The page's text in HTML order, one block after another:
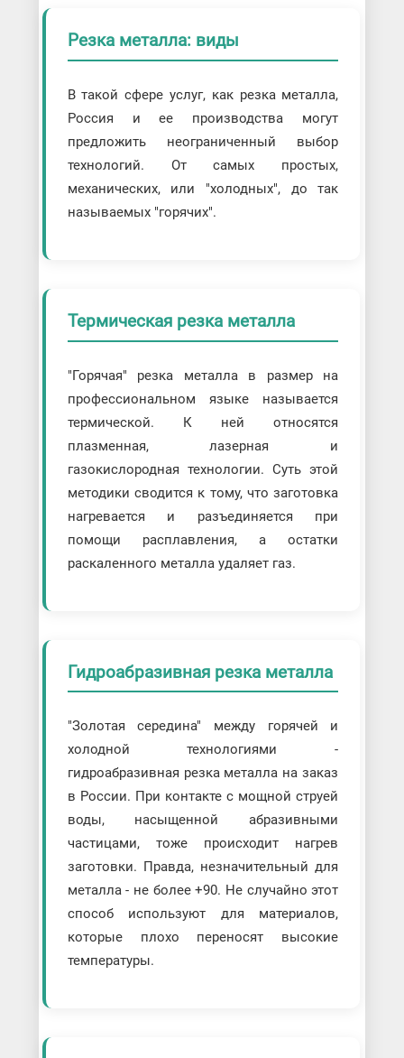
Резка металла: виды
В такой сфере услуг, как резка металла,
Россия и ее производства могут
предложить неограниченный выбор
технологий. От самых простых,
механических, или "холодных", до так
называемых "горячих".
Термическая резка металла
"Горячая" резка металла в размер на
профессиональном языке называется
термической. К ней относятся
плазменная, лазерная и
газокислородная технологии. Суть этой
методики сводится к тому, что заготовка
нагревается и разъединяется при
помощи расплавления, а остатки
раскаленного металла удаляет газ.
Гидроабразивная резка металла
"Золотая середина" между горячей и
холодной технологиями -
гидроабразивная резка металла на заказ
в России. При контакте с мощной струей
воды, насыщенной абразивными
частицами, тоже происходит нагрев
заготовки. Правда, незначительный для
металла - не более +90. Не случайно этот
способ используют для материалов,
которые плохо переносят высокие
температуры.